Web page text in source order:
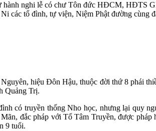
hành nghi lễ có chư Tôn đức HĐCM, HĐTS
các tổ đình, tự viện, Niệm Phật đường cùng
hiệu Đôn Hậu, thuộc đời thứ 8 phái
Quảng Trị.
có truyền thống Nho học, nhưng lại quy
đắc pháp với Tổ Tâm Truyền, được
9 tuổi.